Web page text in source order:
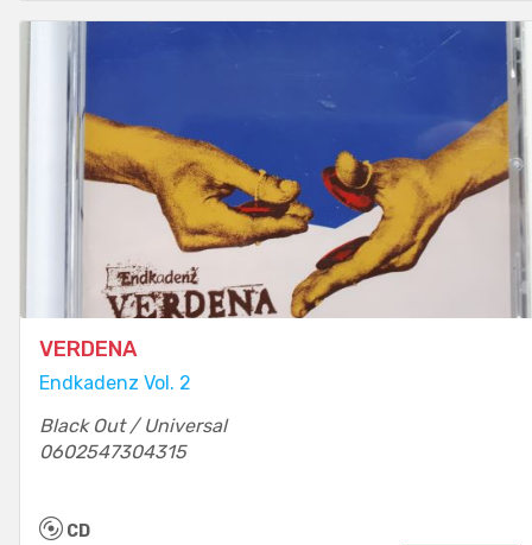
VERDENA
Endkadenz Vol. 2
Black Out / Universal
0602547304315
CD